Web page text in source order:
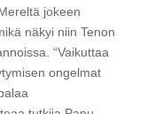
jokeen
näkyi niin Tenon
“Vaikuttaa
ongelmat